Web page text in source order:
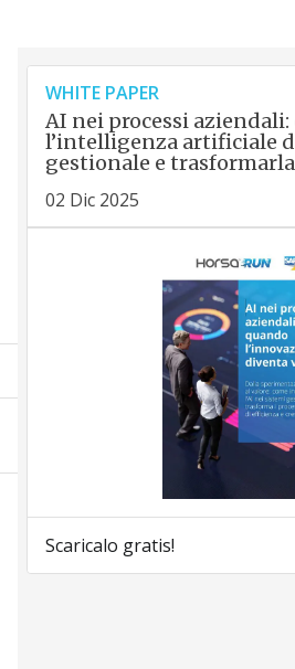
WHITE PAPER
AI nei processi
l’intelligenza artificiale
gestionale e
02 Dic 2025
Scaricalo gratis!